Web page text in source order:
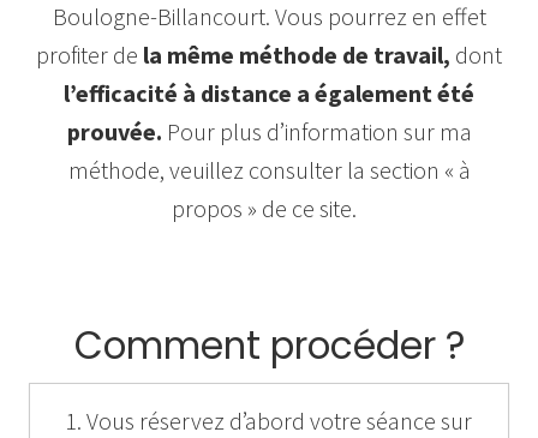
Boulogne-Billancourt. Vous pourrez en effet
profiter de la même méthode de travail, dont
l’efficacité à distance a également été
prouvée. Pour plus d’information sur ma
méthode, veuillez consulter la section « à
propos » de ce site.
Comment procéder ?
Vous réservez d’abord votre séance sur